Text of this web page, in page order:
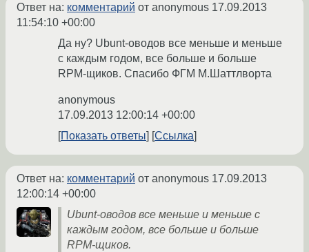
Ответ на: комментарий от anonymous 17.09.2013
11:54:10 +00:00
Да ну? Ubunt-оводов все меньше и меньше
с каждым годом, все больше и больше
RPM-щиков. Спасибо ФГМ М.Шаттлворта
anonymous
17.09.2013 12:00:14 +00:00
Показать ответы
Ссылка
Ответ на: комментарий от anonymous 17.09.2013
12:00:14 +00:00
Ubunt-оводов все меньше и меньше с
каждым годом, все больше и больше
RPM-щиков.